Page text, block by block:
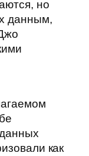
но
данным,
как